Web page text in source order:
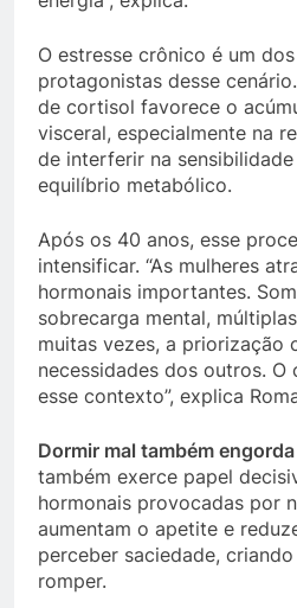
O estresse crônico é um
protagonistas desse
de cortisol favorece o
visceral, especialmente na
de interferir na
equilíbrio metabólico.
Após os 40 anos, esse
intensificar. “As mulheres
hormonais importantes.
sobrecarga mental,
muitas vezes, a priorização
necessidades dos outros. O
esse contexto”, explica
Dormir mal também engorda
também exerce papel
hormonais provocadas por
aumentam o apetite e
perceber saciedade,
romper.